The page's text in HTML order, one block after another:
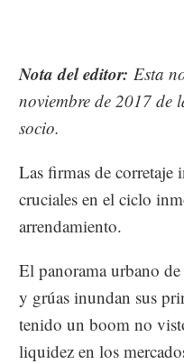
Nota del editor: Esta
noviembre de 2017 de
socio.
Las firmas de corretaje
cruciales en el ciclo
arrendamiento.
El panorama urbano
y grúas inundan sus
tenido un boom no
liquidez en los